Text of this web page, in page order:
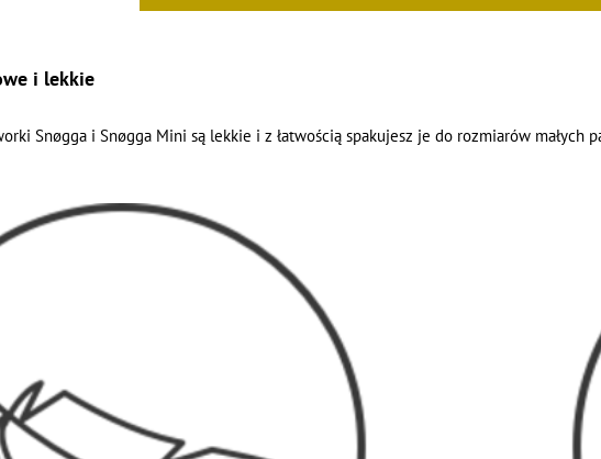
i lekkie
Snøgga i Snøgga Mini są lekkie i z łatwością spakujesz je do rozmiarów małych